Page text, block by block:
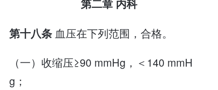
第二章 内科
第十八条 血压在下列范围，合格。
（一）收缩压≥90 mmHg，＜140 mmH
g；